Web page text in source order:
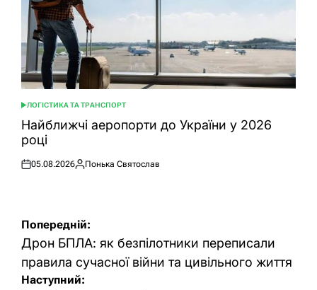
ОПУБЛІКУВАТИ
У
ЛОГІСТИКА ТА ТРАНСПОРТ
Найближчі аеропорти до України у 2026
році
Оприлюднено
05.08.2026
Опубліковано
Понька Святослав
Навігація
записів
Попередній:
Дрон БПЛА: як безпілотники переписали
правила сучасної війни та цивільного життя
Наступний: